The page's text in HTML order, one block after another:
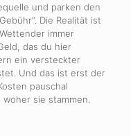
und parken den
Die Realität ist
immer
das du hier
ein versteckter
Und das ist erst der
pauschal
sie stammen.